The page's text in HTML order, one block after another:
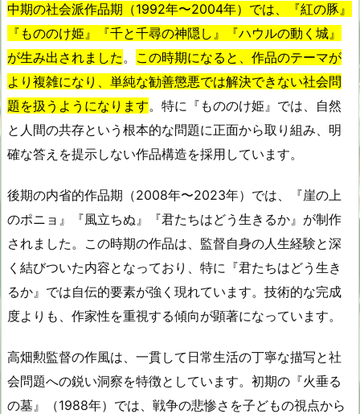
中期の社会派作品期（1992年〜2004年）では、『紅の豚』
『もののけ姫』『千と千尋の神隠し』『ハウルの動く城』
が生み出されました。 この時期になると、作品のテーマが
より複雑になり、単純な勧善懲悪では解決できない社会問
題を扱うようになります。特に『もののけ姫』では、自然
と人間の共存という根本的な問題に正面から取り組み、明
確な答えを提示しない作品構造を採用しています。
後期の内省的作品期（2008年〜2023年）では、『崖の上
のポニョ』『風立ちぬ』『君たちはどう生きるか』が制作
されました。この時期の作品は、監督自身の人生経験と深
く結びついた内容となっており、特に『君たちはどう生き
るか』では自伝的要素が強く現れています。技術的な完成
度よりも、作家性を重視する傾向が顕著になっています。
高畑勲監督の作風は、一貫して日常生活の丁寧な描写と社
会問題への鋭い洞察を特徴としています。初期の『火垂る
の墓』（1988年）では、戦争の悲惨さを子どもの視点から